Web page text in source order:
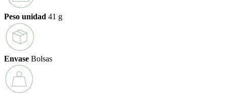
Peso unidad 41 g
Envase Bolsas